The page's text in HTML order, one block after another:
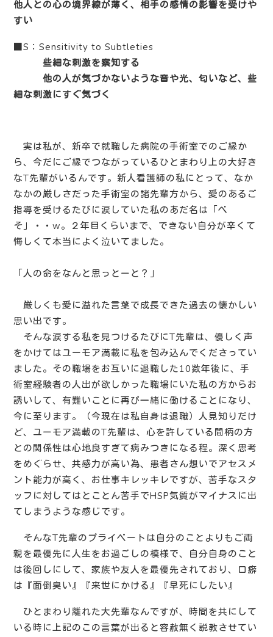
他人との心の境界線が薄く、相手の感情の影響を受けや
すい
■S：Sensitivity to Subtleties
些細な刺激を察知する
他の人が気づかないような音や光、匂いなど、些
細な刺激にすぐ気づく
実は私が、新卒で就職した病院の手術室でのご縁か
ら、今だにご縁でつながっているひとまわり上の大好き
なT先輩がいるんです。新人看護師の私にとって、なか
なかの厳しさだった手術室の諸先輩方から、愛のあるご
指導を受けるたびに涙していた私のあだ名は「べ
そ」・・w。２年目くらいまで、できない自分が辛くて
悔しくて本当によく泣いてました。
「人の命をなんと思っとーと？」
厳しくも愛に溢れた言葉で成長できた過去の懐かしい
思い出です。
そんな涙する私を見つけるたびにT先輩は、優しく声
をかけてはユーモア満載に私を包み込んでくださってい
ました。その職場をお互いに退職した10数年後に、手
術室経験者の人出が欲しかった職場にいた私の方からお
誘いして、有難いことに再び一緒に働けることになり、
今に至ります。（今現在は私自身は退職）人見知りだけ
ど、ユーモア満載のT先輩は、心を許している間柄の方
との関係性は心地良すぎて病みつきになる程。深く思考
をめぐらせ、共感力が高い為、患者さん想いでアセスメ
ント能力が高く、お仕事キレッキレですが、苦手なスタ
ッフに対してはとことん苦手でHSP気質がマイナスに出
てしまうような感じです。
そんなT先輩のプライベートは自分のことよりもご両
親を最優先に人生をお過ごしの模様で、自分自身のこと
は後回しにして、家族や友人を最優先されており、口癖
は『面倒臭い』『来世にかける』『早死にしたい』
ひとまわり離れた大先輩なんですが、時間を共にして
いる時に上記のこの言葉が出ると容赦無く説教させてい